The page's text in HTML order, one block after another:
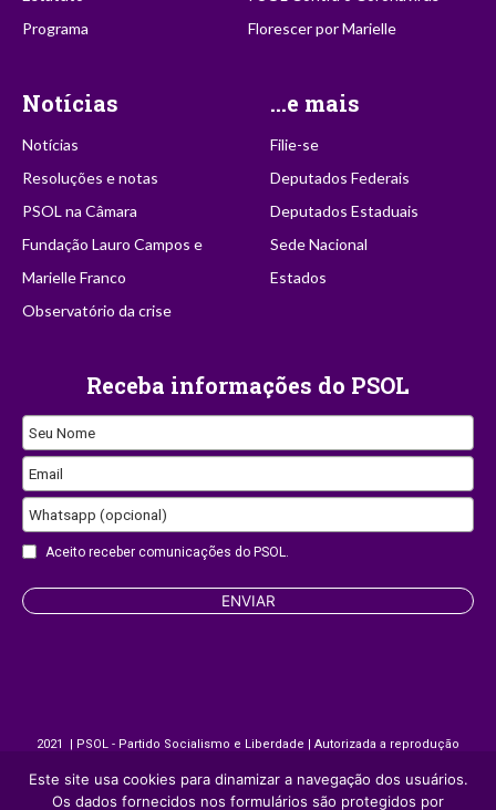
Programa
Florescer por Marielle
Notícias
Notícias
Resoluções e notas
PSOL na Câmara
Fundação Lauro Campos e
Marielle Franco
Observatório da crise
...e mais
Filie-se
Deputados Federais
Deputados Estaduais
Sede Nacional
Estados
Receba informações do PSOL
Email
Seu Nome
Email
Whatsapp (opcional)
Aceito receber comunicações do PSOL.
ENVIAR
2021 | PSOL - Partido Socialismo e Liberdade | Autorizada a reprodução
desde que citada a fonte.
Este site usa cookies para dinamizar a navegação dos usuários.
Os dados fornecidos nos formulários são protegidos por